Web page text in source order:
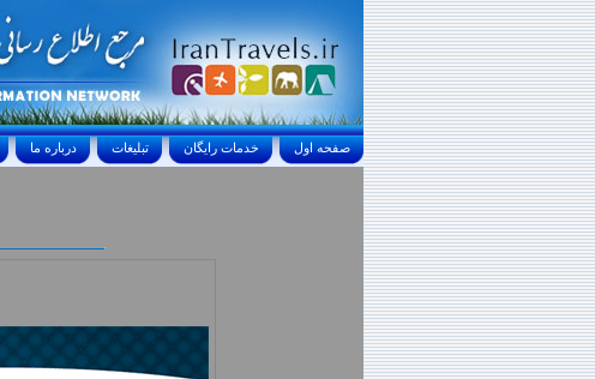
درباره ما تبليغات خدمات رايگان صفحه اول